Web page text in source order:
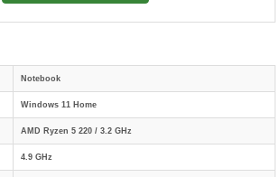
Notebook
Windows 11 Home
AMD Ryzen 5 220 / 3.2 GHz
4.9 GHz